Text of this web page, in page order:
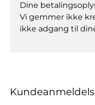
Dine
Vi gemmer ikke
ikke adgang til